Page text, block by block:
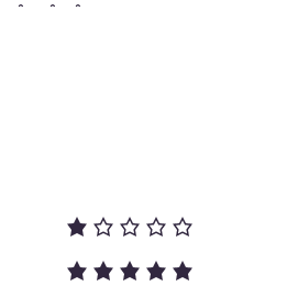
å både
en iøynefallende